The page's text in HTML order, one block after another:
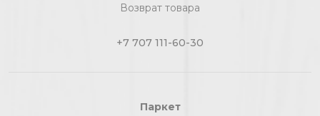
Возврат товара
+7 707 111-60-30
Паркет